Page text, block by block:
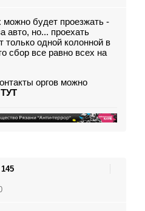
будет проезжать -
авто, но... проехать
только одной колонной в
сбор все равно всех на
оргов можно
ТУТ
145